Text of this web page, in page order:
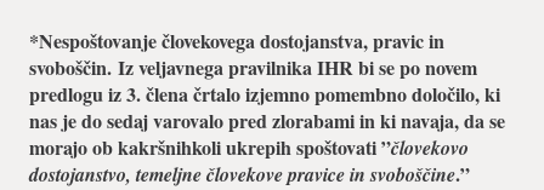
*Nespoštovanje človekovega dostojanstva, pravic in
svoboščin. Iz veljavnega pravilnika IHR bi se po novem
predlogu iz 3. člena črtalo izjemno pomembno določilo, ki
nas je do sedaj varovalo pred zlorabami in ki navaja, da se
morajo ob kakršnihkoli ukrepih spoštovati ”človekovo
dostojanstvo, temeljne človekove pravice in svoboščine.”